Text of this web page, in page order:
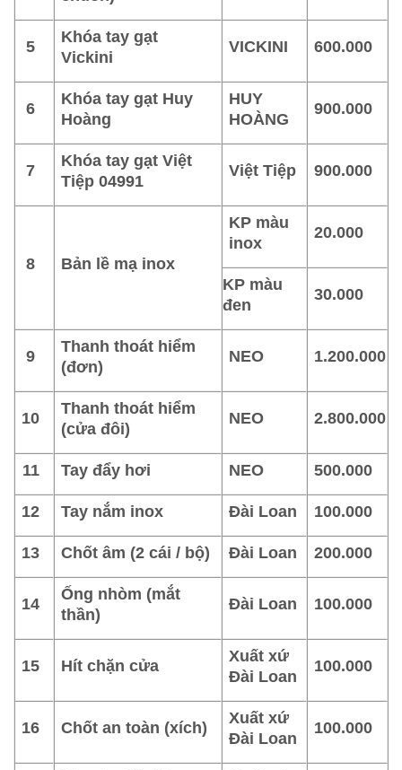
5
Khóa tay gạt
Vickini
VICKINI 600.000
6
Khóa tay gạt Huy
Hoàng
HUY
HOÀNG
900.000
7
Khóa tay gạt Việt
Tiệp 04991
Việt Tiệp 900.000
8 Bản lề mạ inox
KP màu
inox
20.000
KP màu
đen
30.000
9
Thanh thoát hiểm
(đơn)
NEO 1.200.000
10
Thanh thoát hiểm
(cửa đôi)
NEO 2.800.000
11 Tay đẩy hơi NEO 500.000
12 Tay nắm inox Đài Loan 100.000
13 Chốt âm (2 cái / bộ) Đài Loan 200.000
14
Ống nhòm (mắt
thần)
Đài Loan 100.000
15 Hít chặn cửa
Xuất xứ
Đài Loan
100.000
16 Chốt an toàn (xích)
Xuất xứ
Đài Loan
100.000